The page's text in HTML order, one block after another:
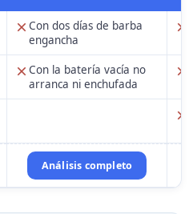
Con dos días de barba
engancha
Con la batería vacía no
arranca ni enchufada
Análisis completo